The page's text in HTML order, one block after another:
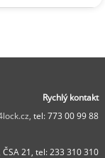
Rychlý kontakt
tel: 773 00 99 88
21, tel: 233 310 310